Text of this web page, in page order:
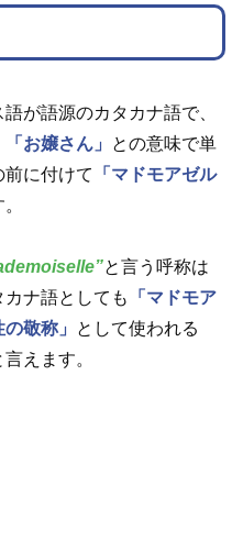
が語源のカタカナ語で、
「お嬢さん」
との意味で単
に付けて
「マドモアゼル
と言う呼称は
ナ語としても
「マドモア
の敬称」
として使われる
えます。